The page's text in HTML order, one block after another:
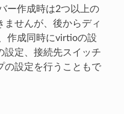
ー作成時は2つ以上の
ませんが、後からディ
作成同時にvirtioの設
設定、接続先スイッチ
の設定を行うこともで